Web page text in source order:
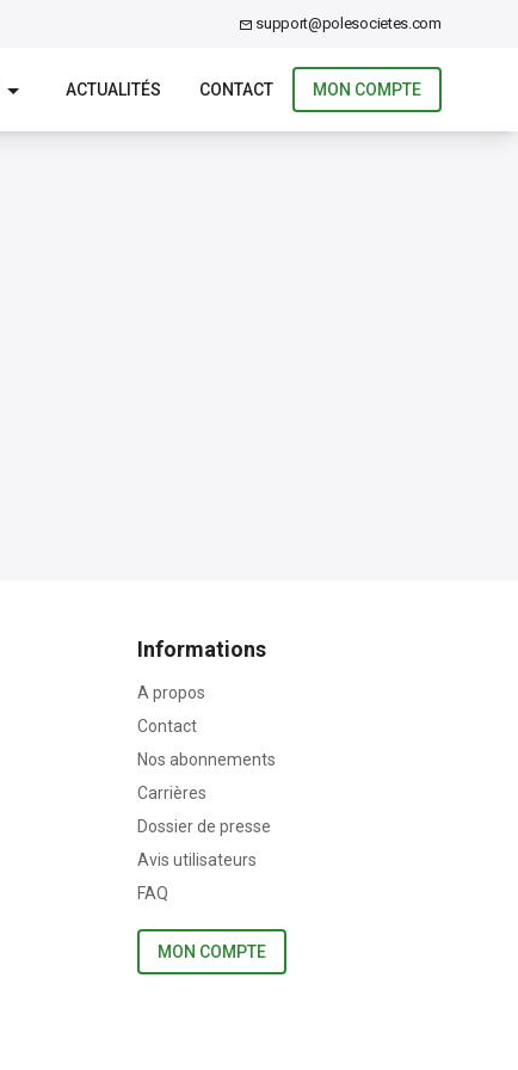
support@polesocietes.com
ACTUALITÉS CONTACT MON COMPTE
Informations
A propos
Contact
Nos abonnements
Carrières
Dossier de presse
Avis utilisateurs
FAQ
MON COMPTE